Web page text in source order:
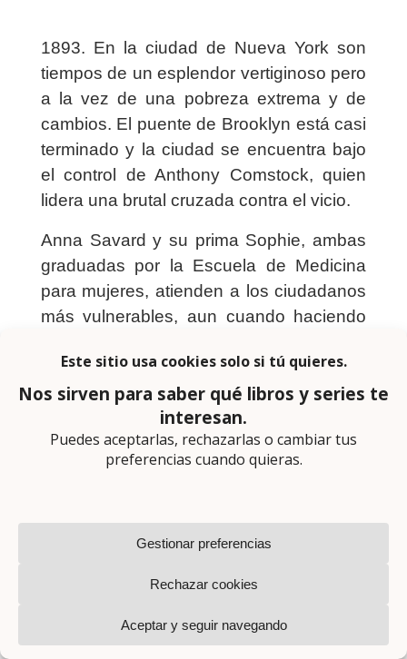
1893. En la ciudad de Nueva York son
tiempos de un esplendor vertiginoso pero
a la vez de una pobreza extrema y de
cambios. El puente de Brooklyn está casi
terminado y la ciudad se encuentra bajo
el control de Anthony Comstock, quien
lidera una brutal cruzada contra el vicio.
Anna Savard y su prima Sophie, ambas
graduadas por la Escuela de Medicina
para mujeres, atienden a los ciudadanos
más vulnerables, aun cuando haciendo
todo aquello por lo que han luchado.
Para Anna, su papel como cirujana le ha
puesto en el camino de cuatro niños que
lo han perdido todo. Frente a su
el dolor de su pasado o dejar que el amor
de gente libre de color, ayudar a una
desesperada y joven madre le obligará a